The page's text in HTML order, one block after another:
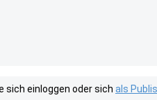
sich einloggen oder sich als